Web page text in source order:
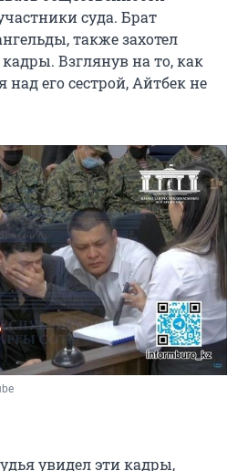
суда. Брат
также захотел
Взглянув на то, как
его сестрой, Айтбек не
увидел эти кадры,